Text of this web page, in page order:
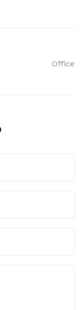
Office